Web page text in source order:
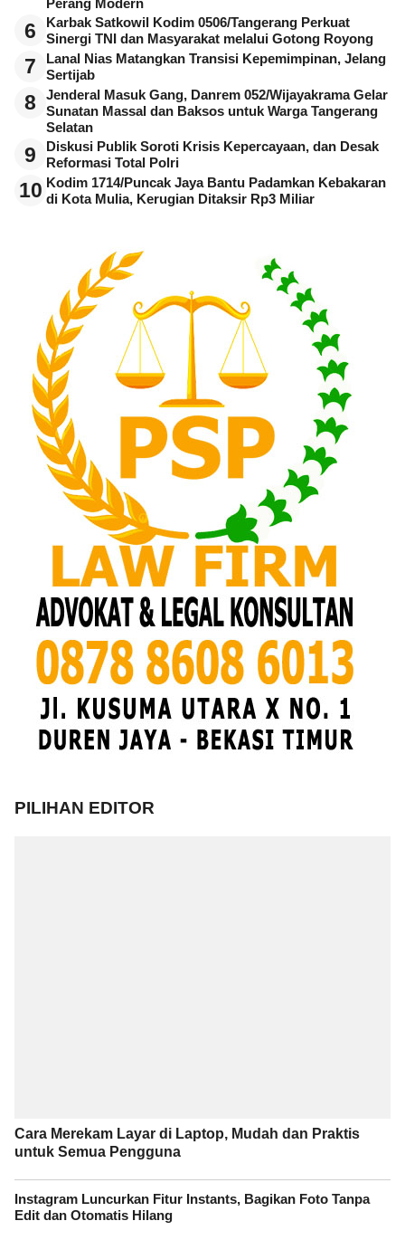
Perang Modern
6
Karbak Satkowil Kodim 0506/Tangerang Perkuat
Sinergi TNI dan Masyarakat melalui Gotong Royong
7
Lanal Nias Matangkan Transisi Kepemimpinan, Jelang
Sertijab
8
Jenderal Masuk Gang, Danrem 052/Wijayakrama Gelar
Sunatan Massal dan Baksos untuk Warga Tangerang
Selatan
9
Diskusi Publik Soroti Krisis Kepercayaan, dan Desak
Reformasi Total Polri
10 Kodim 1714/Puncak Jaya Bantu Padamkan Kebakaran
di Kota Mulia, Kerugian Ditaksir Rp3 Miliar
PILIHAN EDITOR
Cara Merekam Layar di Laptop, Mudah dan Praktis
untuk Semua Pengguna
Instagram Luncurkan Fitur Instants, Bagikan Foto Tanpa
Edit dan Otomatis Hilang